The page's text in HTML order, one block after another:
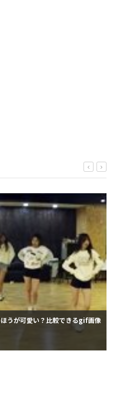
うが可愛い？比較できるgif画像